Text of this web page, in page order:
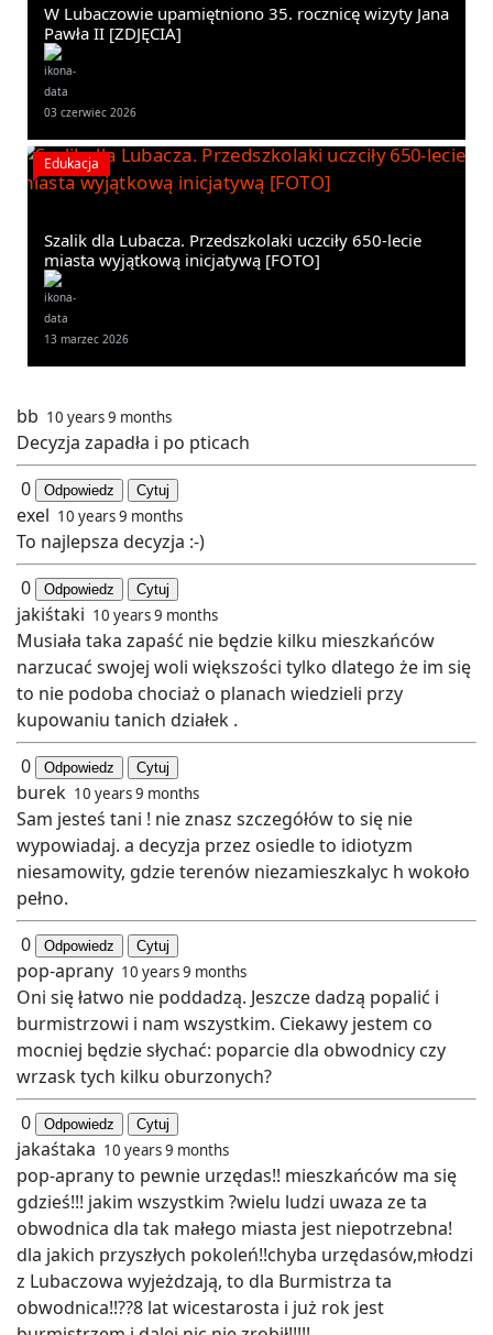
W Lubaczowie upamiętniono 35. rocznicę wizyty Jana
Pawła II [ZDJĘCIA]
03 czerwiec 2026
Edukacja
Szalik dla Lubacza. Przedszkolaki uczciły 650-lecie
miasta wyjątkową inicjatywą [FOTO]
13 marzec 2026
bb 10 years 9 months
Decyzja zapadła i po pticach
0
Odpowiedz Cytuj
exel 10 years 9 months
To najlepsza decyzja :-)
0
Odpowiedz Cytuj
jakiśtaki 10 years 9 months
Musiała taka zapaść nie będzie kilku mieszkańców
narzucać swojej woli większości tylko dlatego że im się
to nie podoba chociaż o planach wiedzieli przy
kupowaniu tanich działek .
0
Odpowiedz Cytuj
burek 10 years 9 months
Sam jesteś tani ! nie znasz szczegółów to się nie
wypowiadaj. a decyzja przez osiedle to idiotyzm
niesamowity, gdzie terenów niezamieszkalyc h wokoło
pełno.
0
Odpowiedz Cytuj
pop-aprany 10 years 9 months
Oni się łatwo nie poddadzą. Jeszcze dadzą popalić i
burmistrzowi i nam wszystkim. Ciekawy jestem co
mocniej będzie słychać: poparcie dla obwodnicy czy
wrzask tych kilku oburzonych?
0
Odpowiedz Cytuj
jakaśtaka 10 years 9 months
pop-aprany to pewnie urzędas!! mieszkańców ma się
gdzieś!!! jakim wszystkim ?wielu ludzi uwaza ze ta
obwodnica dla tak małego miasta jest niepotrzebna!
dla jakich przyszłych pokoleń!!chyba urzędasów,młodzi
z Lubaczowa wyjeżdzają, to dla Burmistrza ta
obwodnica!!??8 lat wicestarosta i już rok jest